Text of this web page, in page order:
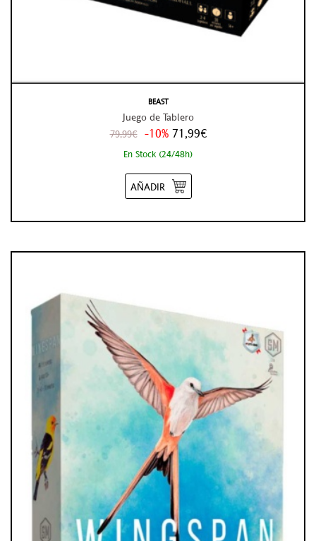
BEAST
Juego de Tablero
79,99€ -10% 71,99€
En Stock (24/48h)
AÑADIR